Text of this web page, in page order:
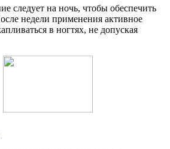
следует на ночь, чтобы обеспечить
недели применения активное
в ногтях, не допуская